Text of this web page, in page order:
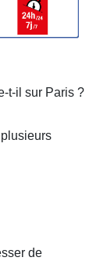
t-il sur Paris ?
de